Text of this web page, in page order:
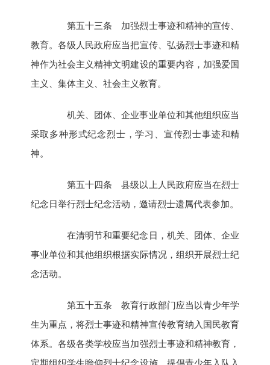
第五十三条 加强烈士事迹和精神的宣传、
教育。各级人民政府应当把宣传、弘扬烈士事迹和精
神作为社会主义精神文明建设的重要内容，加强爱国
主义、集体主义、社会主义教育。
机关、团体、企业事业单位和其他组织应当
采取多种形式纪念烈士，学习、宣传烈士事迹和精
神。
第五十四条 县级以上人民政府应当在烈士
纪念日举行烈士纪念活动，邀请烈士遗属代表参加。
在清明节和重要纪念日，机关、团体、企业
事业单位和其他组织根据实际情况，组织开展烈士纪
念活动。
第五十五条 教育行政部门应当以青少年学
生为重点，将烈士事迹和精神宣传教育纳入国民教育
体系。各级各类学校应当加强烈士事迹和精神教育，
定期组织学生瞻仰烈士纪念设施。提倡青少年入队入